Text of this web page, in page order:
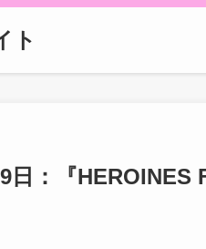
ト
日：『HEROINES